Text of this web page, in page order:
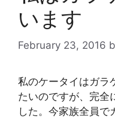
います
February 23, 2016
私のケータイはガラ
たいのですが、完全
した。今家族全員で